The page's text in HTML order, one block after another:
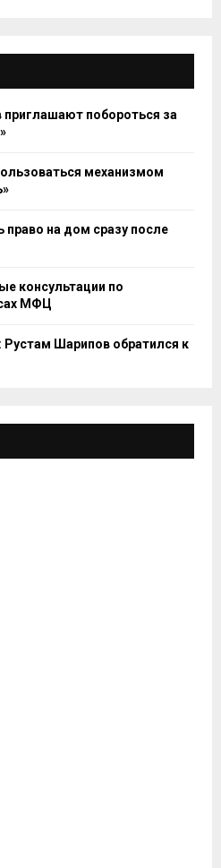
приглашают побороться за
механизмом
на дом сразу после
консультации по
МФЦ
Шарипов обратился к